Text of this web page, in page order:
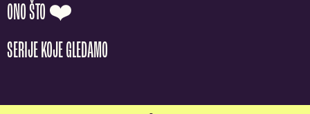
ONO ŠTO ❤️
SERIJE KOJE GLEDAMO